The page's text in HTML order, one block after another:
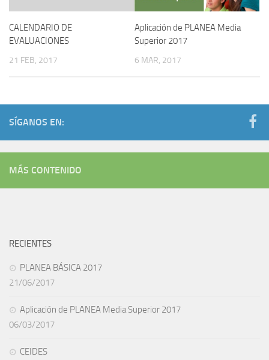
CALENDARIO DE
EVALUACIONES
21 FEB, 2017
Aplicación de PLANEA Media
Superior 2017
6 MAR, 2017
SÍGANOS EN:
MÁS CONTENIDO
RECIENTES
PLANEA BÁSICA 2017
21/06/2017
Aplicación de PLANEA Media Superior 2017
06/03/2017
CEIDES